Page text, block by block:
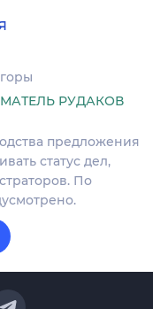
РУДАКОВ
предложения
статус дел,
По